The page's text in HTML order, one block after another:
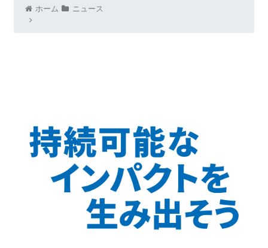
ホーム ニュース